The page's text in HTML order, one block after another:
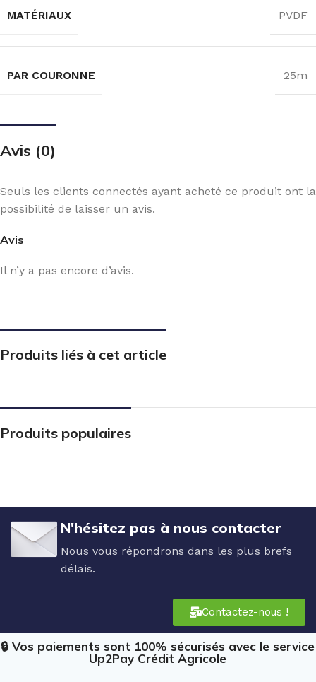
MATÉRIAUX PVDF
PAR COURONNE 25m
Avis (0)
Avis
Il n’y a pas encore d’avis.
Seuls les clients connectés ayant acheté ce produit ont la
possibilité de laisser un avis.
Produits liés à cet article
Produits populaires
N'hésitez pas à nous contacter
Nous vous répondrons dans les plus brefs
délais.
Contactez-nous !
🔒 Vos paiements sont 100% sécurisés avec le service
Up2Pay Crédit Agricole